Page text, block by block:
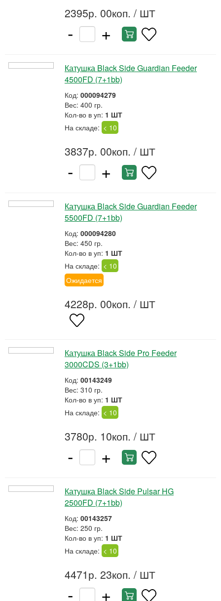
2395р. 00коп. / ШТ
- +
Катушка Black Side Guardian Feeder
4500FD (7+1bb)
Код: 000094279
Вес: 400 гр.
Кол-во в уп: 1 ШТ
На складе: < 10
3837р. 00коп. / ШТ
- +
Катушка Black Side Guardian Feeder
5500FD (7+1bb)
Код: 000094280
Вес: 450 гр.
Кол-во в уп: 1 ШТ
На складе: < 10
Ожидается
4228р. 00коп. / ШТ
Катушка Black Side Pro Feeder
3000CDS (3+1bb)
Код: 00143249
Вес: 310 гр.
Кол-во в уп: 1 ШТ
На складе: < 10
3780р. 10коп. / ШТ
- +
Катушка Black Side Pulsar HG
2500FD (7+1bb)
Код: 00143257
Вес: 250 гр.
Кол-во в уп: 1 ШТ
На складе: < 10
4471р. 23коп. / ШТ
- +